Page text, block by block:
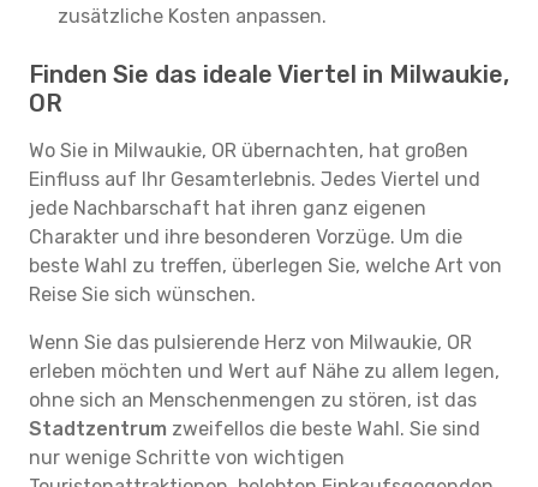
zusätzliche Kosten anpassen.
Finden Sie das ideale Viertel in Milwaukie,
OR
Wo Sie in Milwaukie, OR übernachten, hat großen
Einfluss auf Ihr Gesamterlebnis. Jedes Viertel und
jede Nachbarschaft hat ihren ganz eigenen
Charakter und ihre besonderen Vorzüge. Um die
beste Wahl zu treffen, überlegen Sie, welche Art von
Reise Sie sich wünschen.
Wenn Sie das pulsierende Herz von Milwaukie, OR
erleben möchten und Wert auf Nähe zu allem legen,
ohne sich an Menschenmengen zu stören, ist das
Stadtzentrum zweifellos die beste Wahl. Sie sind
nur wenige Schritte von wichtigen